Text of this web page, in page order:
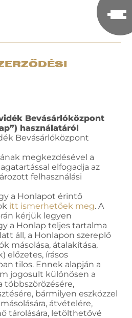
Bevásárlóközpont
használatáról
Bevásárlóközpont
megkezdésével a
elfogadja az
felhasználási
a Honlapot érintő
itt ismerhetőek meg. A
kérjük legyen
a Honlap teljes tartalma
áll, a Honlapon szereplő
másolása, átalakítása,
előzetes, írásos
tilos. Ennek alapján a
jogosult különösen a
többszörözésére,
bármilyen eszközzel
átvételére,
tárolására, letölthetővé